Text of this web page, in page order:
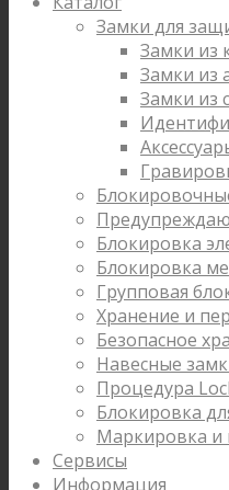
Замки для
Замки из
Замки из
Замки из
Блокировка
Блокировка
Групповая
Хранение и
Безопасное
Навесные
Процедура
Блокировка
Маркировка и
Сервисы
Информация